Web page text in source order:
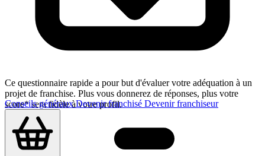
Conseils générauxDevenir franchisé Devenir franchiseur
Ce questionnaire rapide a pour but d'évaluer votre adéquation à un
projet de franchise. Plus vous donnerez de réponses, plus votre
score* sera fidèle à votre profil.